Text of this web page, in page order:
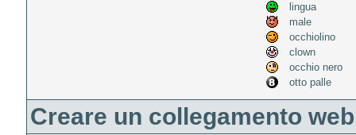
lingua
male
occhiolino
clown
occhio nero
otto palle
Creare un collegamento